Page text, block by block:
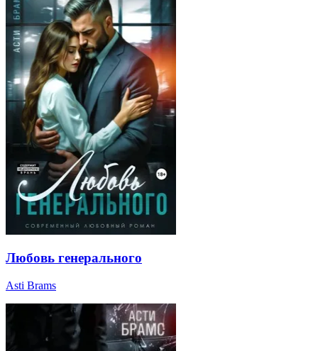
Любовь генерального
Asti Brams